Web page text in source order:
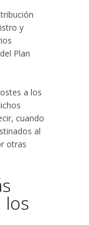
y
Plan
a los
cuando
al
otras
los